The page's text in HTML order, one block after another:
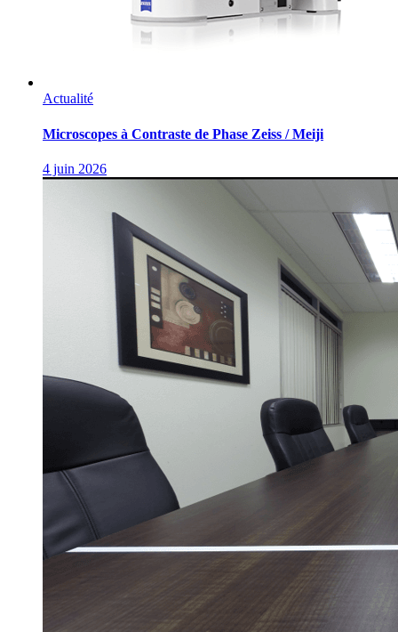
Actualité
Microscopes à Contraste de Phase Zeiss / Meiji
4 juin 2026